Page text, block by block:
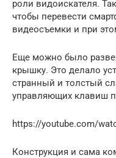
роли видоискателя.
чтобы перевести
видеосъемки и при
Еще можно было
крышку. Это делало
странный и толстый
управляющих клавиш
https://youtube.com/
Конструкция и сама